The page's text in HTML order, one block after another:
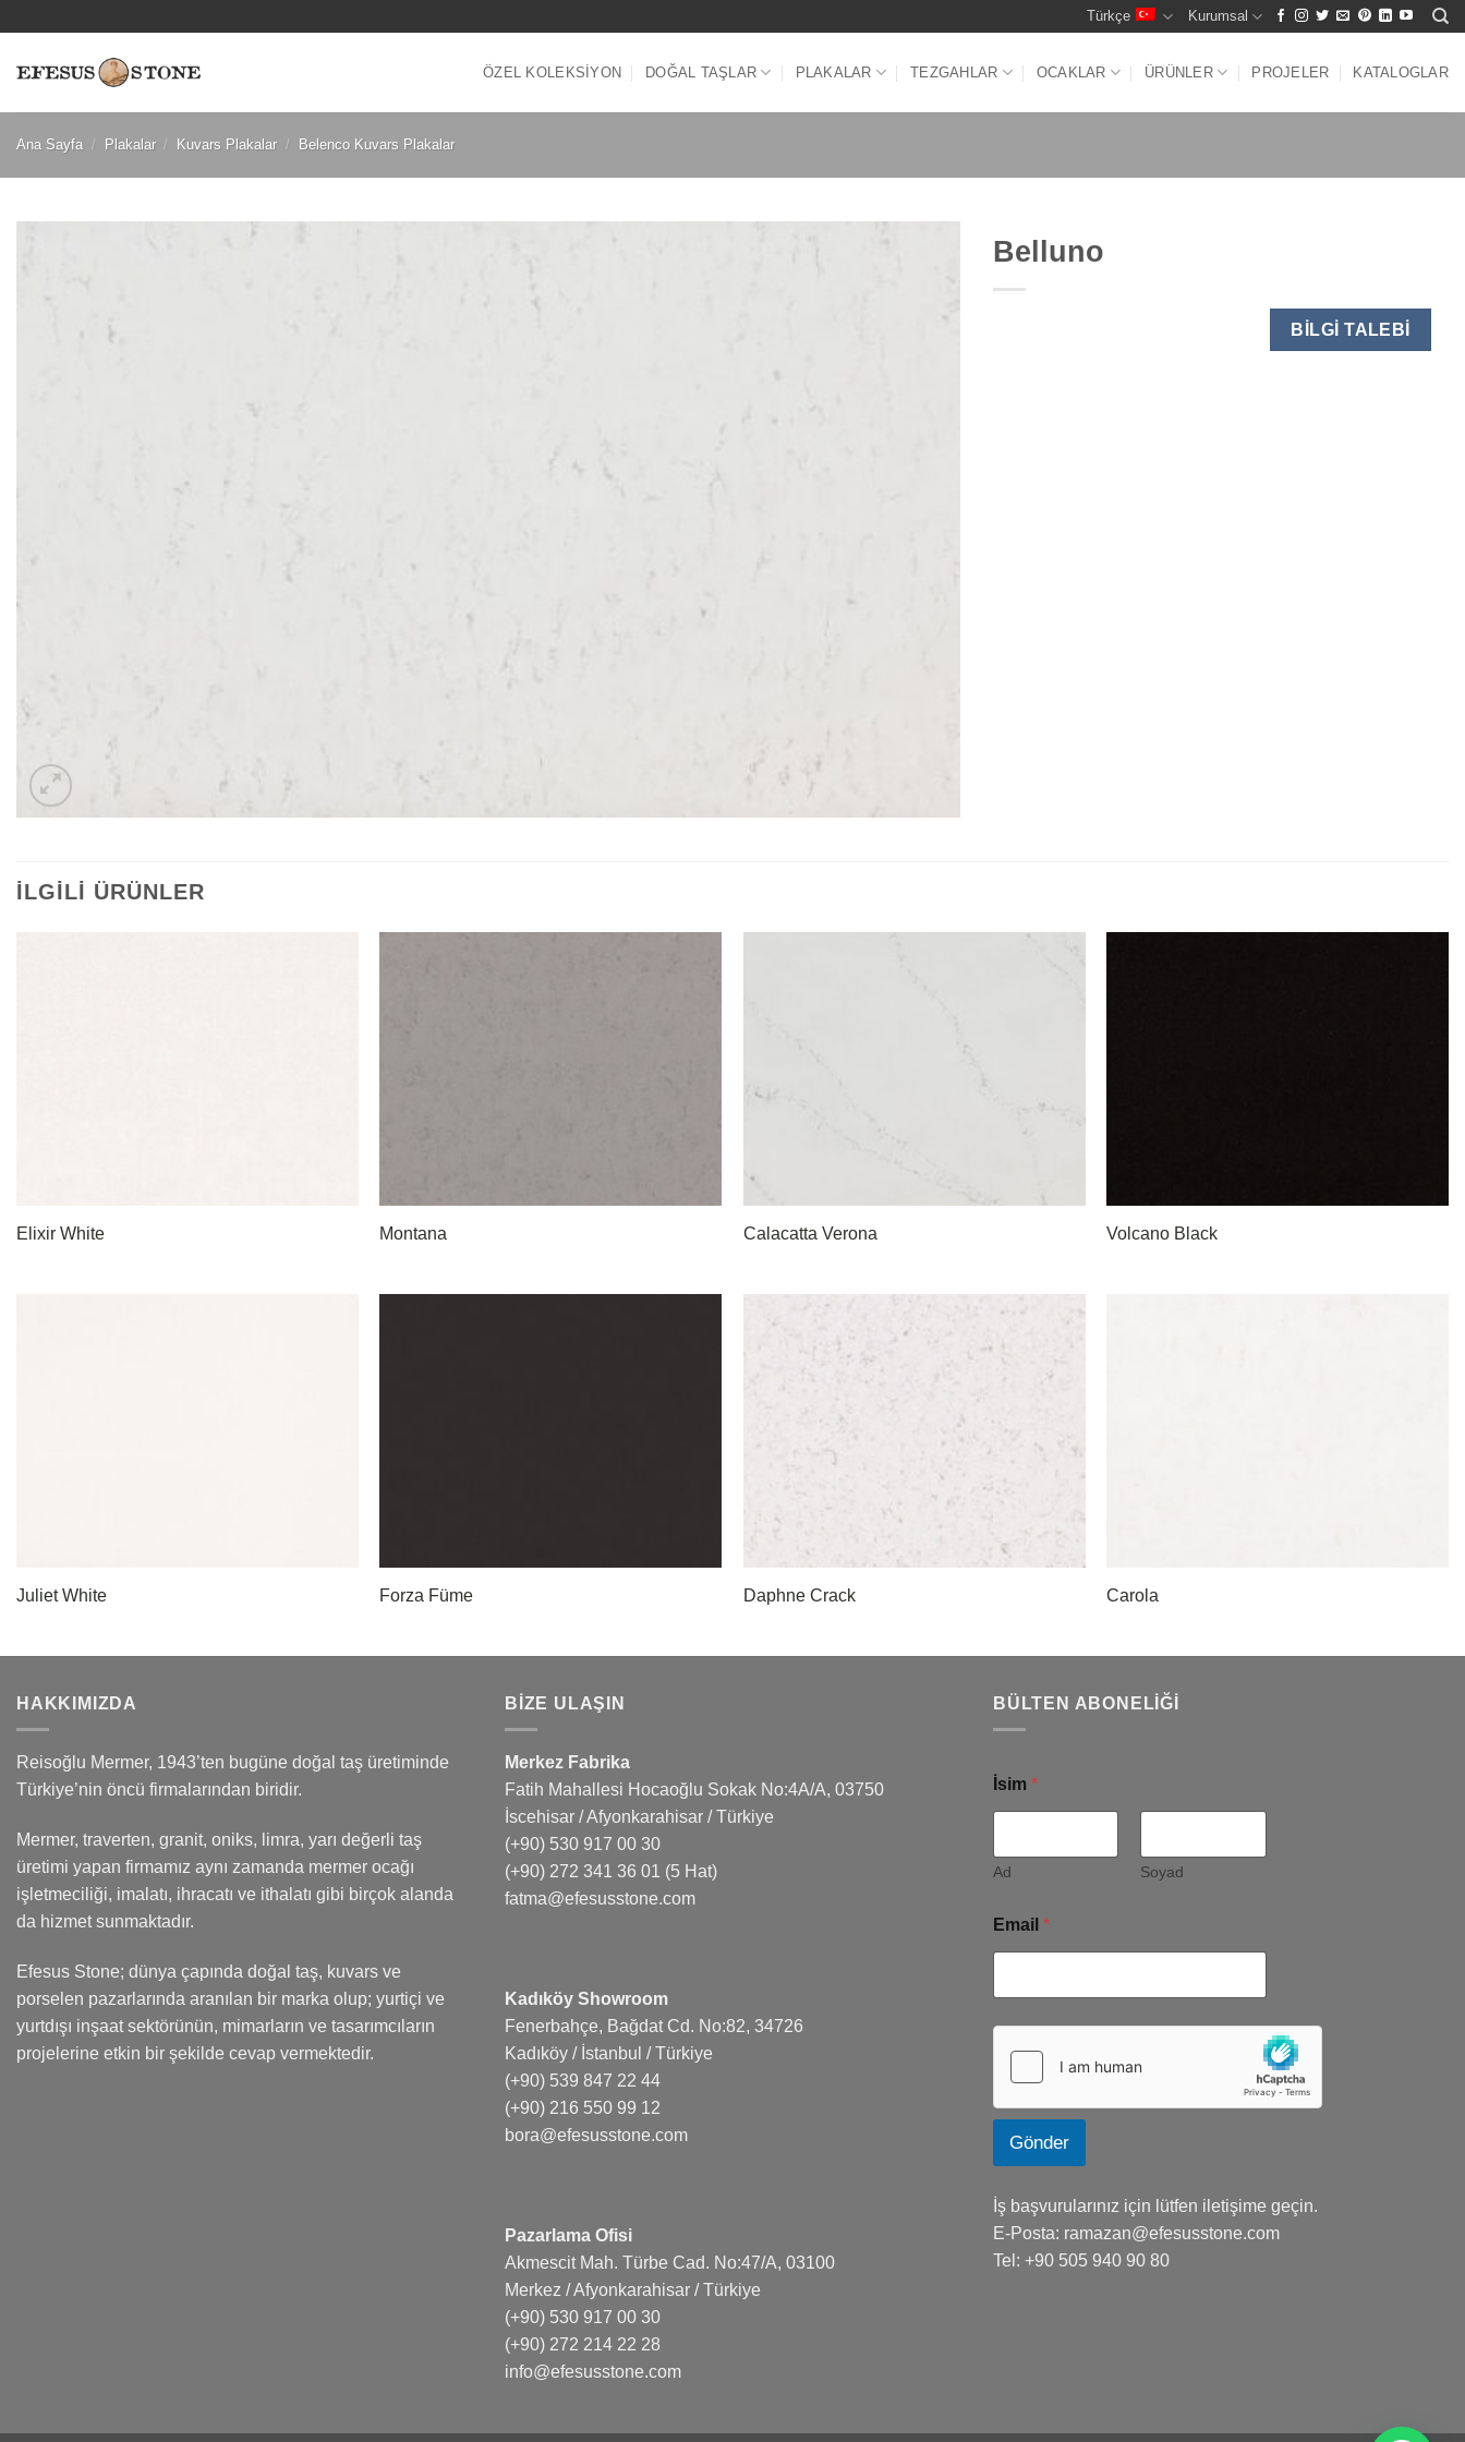
Türkçe Kurumsal
ÖZEL KOLEKSIYON DOĞAL TAŞLAR PLAKALAR TEZGAHLAR OCAKLAR ÜRÜNLER PROJELER KATALOGLAR
Ana Sayfa / Plakalar / Kuvars Plakalar / Belenco Kuvars Plakalar
Belluno
BILGI TALEBI
İLGILI ÜRÜNLER
Elixir White Montana Calacatta Verona Volcano Black
Juliet White Forza Füme Daphne Crack Carola
HAKKIMIZDA
Reisoğlu Mermer, 1943’ten bugüne doğal taş üretiminde
Türkiye’nin öncü firmalarından biridir.
Mermer, traverten, granit, oniks, limra, yarı değerli taş
üretimi yapan firmamız aynı zamanda mermer ocağı
işletmeciliği, imalatı, ihracatı ve ithalatı gibi birçok alanda
da hizmet sunmaktadır.
Efesus Stone; dünya çapında doğal taş, kuvars ve
porselen pazarlarında aranılan bir marka olup; yurtiçi ve
yurtdışı inşaat sektörünün, mimarların ve tasarımcıların
projelerine etkin bir şekilde cevap vermektedir.
BIZE ULAŞIN
Merkez Fabrika
Fatih Mahallesi Hocaoğlu Sokak No:4A/A, 03750
İscehisar / Afyonkarahisar / Türkiye
(+90) 530 917 00 30
(+90) 272 341 36 01 (5 Hat)
fatma@efesusstone.com
Kadıköy Showroom
Fenerbahçe, Bağdat Cd. No:82, 34726
Kadıköy / İstanbul / Türkiye
(+90) 539 847 22 44
(+90) 216 550 99 12
bora@efesusstone.com
Pazarlama Ofisi
Akmescit Mah. Türbe Cad. No:47/A, 03100
Merkez / Afyonkarahisar / Türkiye
(+90) 530 917 00 30
(+90) 272 214 22 28
info@efesusstone.com
BÜLTEN ABONELIĞI
İsim *
Ad Soyad
Email *
Gönder
İş başvurularınız için lütfen iletişime geçin.
E-Posta: ramazan@efesusstone.com
Tel: +90 505 940 90 80